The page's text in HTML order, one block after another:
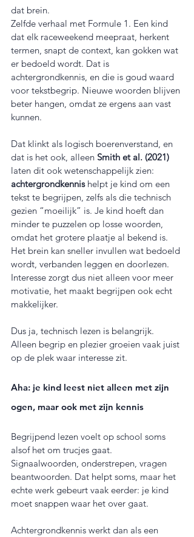
dat brein.
Zelfde verhaal met Formule 1. Een kind
dat elk raceweekend meepraat, herkent
termen, snapt de context, kan gokken wat
er bedoeld wordt. Dat is
achtergrondkennis, en die is goud waard
voor tekstbegrip. Nieuwe woorden blijven
beter hangen, omdat ze ergens aan vast
kunnen.
Dat klinkt als logisch boerenverstand, en
dat is het ook, alleen Smith et al. (2021)
laten dit ook wetenschappelijk zien:
achtergrondkennis helpt je kind om een
tekst te begrijpen, zelfs als die technisch
gezien “moeilijk” is. Je kind hoeft dan
minder te puzzelen op losse woorden,
omdat het grotere plaatje al bekend is.
Het brein kan sneller invullen wat bedoeld
wordt, verbanden leggen en doorlezen.
Interesse zorgt dus niet alleen voor meer
motivatie, het maakt begrijpen ook echt
makkelijker.
Dus ja, technisch lezen is belangrijk.
Alleen begrip en plezier groeien vaak juist
op de plek waar interesse zit.
Aha: je kind leest niet alleen met zijn
ogen, maar ook met zijn kennis
Begrijpend lezen voelt op school soms
alsof het om trucjes gaat.
Signaalwoorden, onderstrepen, vragen
beantwoorden. Dat helpt soms, maar het
echte werk gebeurt vaak eerder: je kind
moet snappen waar het over gaat.
Achtergrondkennis werkt dan als een